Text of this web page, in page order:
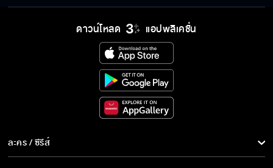
ดาวน์โหลด แอปพลิเคชั่น
ละคร / ซีรีส์
ละคร/ซีรีส์